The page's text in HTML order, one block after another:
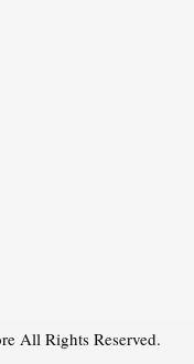
All Rights Reserved.